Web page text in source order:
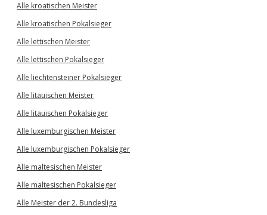
Alle kroatischen Meister
Alle kroatischen Pokalsieger
Alle lettischen Meister
Alle lettischen Pokalsieger
Alle liechtensteiner Pokalsieger
Alle litauischen Meister
Alle litauischen Pokalsieger
Alle luxemburgischen Meister
Alle luxemburgischen Pokalsieger
Alle maltesischen Meister
Alle maltesischen Pokalsieger
Alle Meister der 2. Bundesliga